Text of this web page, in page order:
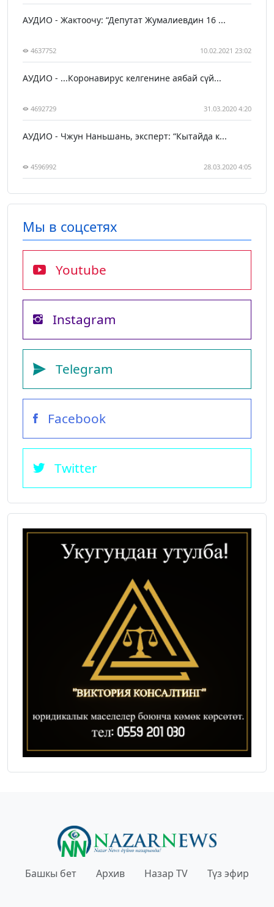
АУДИО - Жактоочу: “Депутат Жумалиевдин 16 ...
4637752 10.02.2021 23:02
АУДИО - ...Коронавирус келгенине аябай сүй...
4692729 31.03.2020 4:20
АУДИО - Чжун Наньшань, эксперт: “Кытайда к...
4596992 28.03.2020 4:05
Мы в соцсетях
Youtube
Instagram
Telegram
Facebook
Twitter
Башкы бет Архив Назар TV Түз эфир